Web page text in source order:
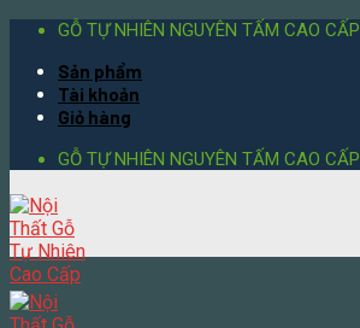
Skip
content
GỖ TỰ NHIÊN NGUYÊN TẤM CAO CẤP
Sản phẩm
Tài khoản
Giỏ hàng
GỖ TỰ NHIÊN NGUYÊN TẤM CAO CẤP